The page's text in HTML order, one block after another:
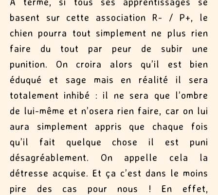
basent sur cette association R- / P+, le
chien pourra tout simplement ne plus rien
faire du tout par peur de subir une
punition. On croira alors qu’il est bien
éduqué et sage mais en réalité il sera
totalement inhibé : il ne sera que l’ombre
de lui-même et n’osera rien faire, car on lui
aura simplement appris que chaque fois
qu’il fait quelque chose il est puni
désagréablement. On appelle cela la
détresse acquise. Et ça c’est dans le moins
pire des cas pour nous ! En effet,